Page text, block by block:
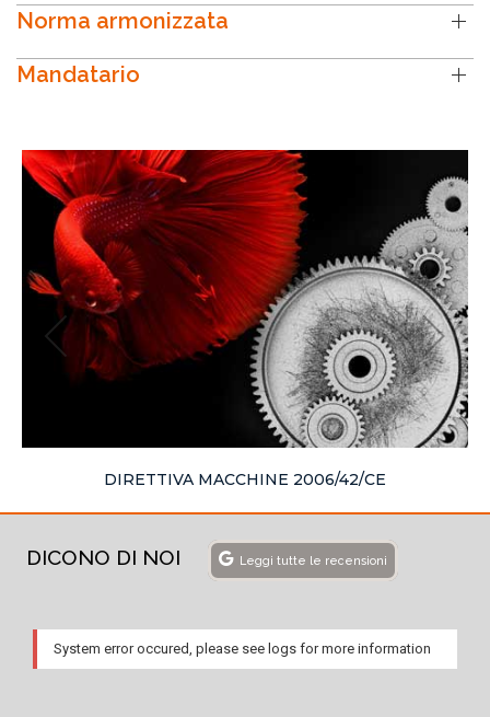
Norma armonizzata
Mandatario
DIRETTIVA MACCHINE 2006/42/CE
DICONO DI NOI Leggi tutte le recensioni
System error occured, please see logs for more information